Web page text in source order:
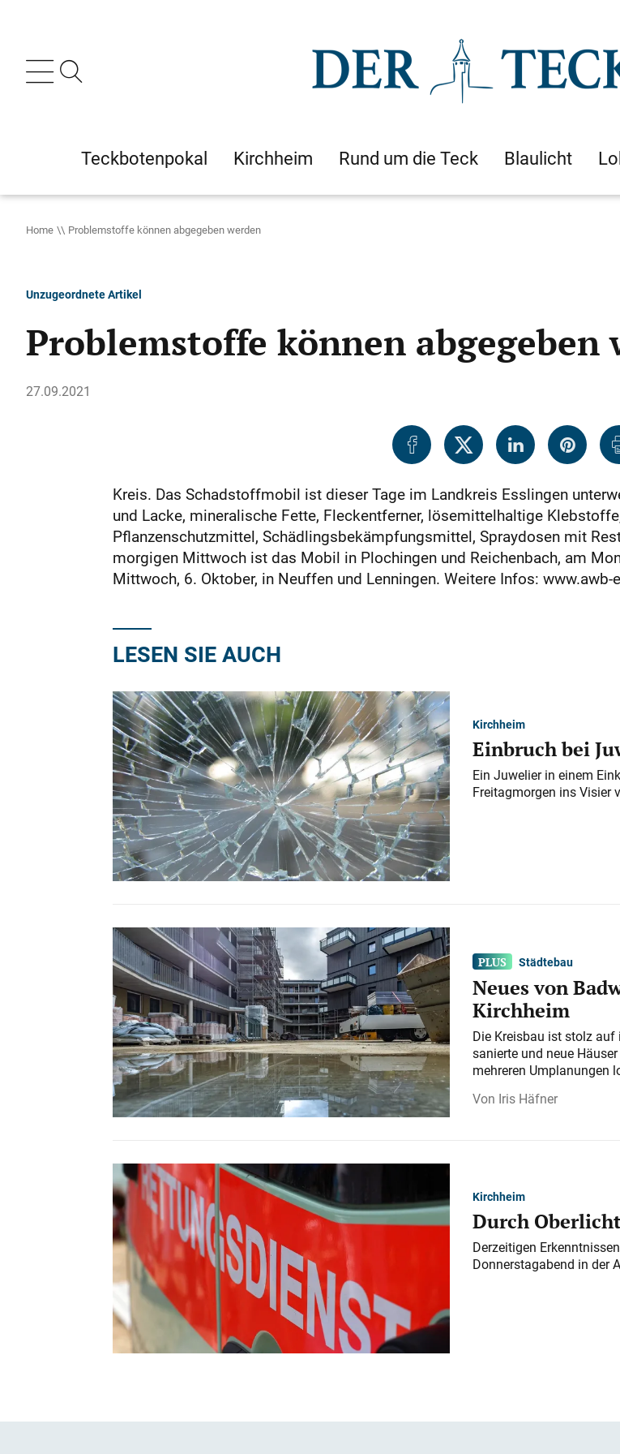
Teckbotenpokal Kirchheim Rund um die Teck Blaulicht
Home Problemstoffe können abgegeben werden
Unzugeordnete Artikel
Problemstoffe können abgegeben
27.09.2021
Kreis. Das Schadstoffmobil ist dieser Tage im Landkreis Esslingen
und Lacke, minerali­sche Fette, Fleckentferner, lösemittelhaltige
Pflanzenschutzmittel, Schädlingsbekämpfungsmittel, Spraydosen mit
morgigen Mittwoch ist das Mobil in Plochingen und Reichenbach, am
Mittwoch, 6. Oktober, in Neuffen und Lenningen. Weitere Infos: www.awb-
LESEN SIE AUCH
Kirchheim
Einbruch bei
Ein Juwelier in einem
Freitagmorgen ins Visier
Städtebau
Neues von
Kirchheim
Die Kreisbau ist stolz auf
sanierte und neue
mehreren Umplanungen
Iris Häfner
Kirchheim
Durch
Derzeitigen
Donnerstagabend in der